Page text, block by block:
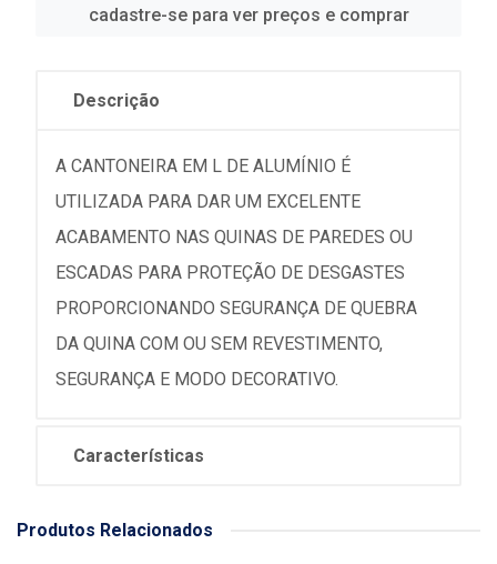
cadastre-se para ver preços e comprar
Descrição
A CANTONEIRA EM L DE ALUMÍNIO É
UTILIZADA PARA DAR UM EXCELENTE
ACABAMENTO NAS QUINAS DE PAREDES OU
ESCADAS PARA PROTEÇÃO DE DESGASTES
PROPORCIONANDO SEGURANÇA DE QUEBRA
DA QUINA COM OU SEM REVESTIMENTO,
SEGURANÇA E MODO DECORATIVO.
Características
Produtos Relacionados